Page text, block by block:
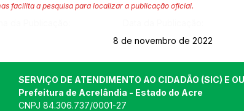
facilita a pesquisa para localizar a publicação oficial.
8 de novembro de 2022
SERVIÇO DE ATENDIMENTO AO CIDADÃO (SIC) E
Prefeitura de Acrelândia - Estado do Acre
CNPJ 84.306.737/0001-27